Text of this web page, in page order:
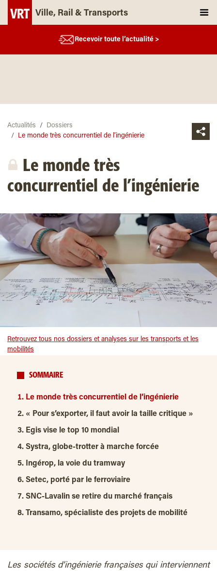
Ville, Rail & Transports
Recevoir toute l’actualité >
Actualités
Dossiers
Le monde très concurrentiel de l’ingénierie
Le monde très
concurrentiel de l’ingénierie
Retrouvez tous nos dossiers et analyses sur les transports et les
mobilités
SOMMAIRE
Le monde très concurrentiel de l’ingénierie
« Pour s’exporter, il faut avoir la taille critique »
Egis vise le top 10 mondial
Systra, globe-trotter à marche forcée
Ingérop, la voie du tramway
Setec, porté par le ferroviaire
SNC-Lavalin se retire du marché français
Transamo, spécialiste des projets de mobilité
Les sociétés d’ingénierie françaises qui interviennent